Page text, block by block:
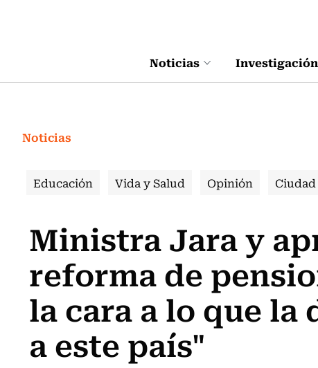
Noticias Investigación
Noticias
Educación Vida y Salud Opinión Ciudad
Ministra Jara y
reforma de
la cara a lo que
a este país"